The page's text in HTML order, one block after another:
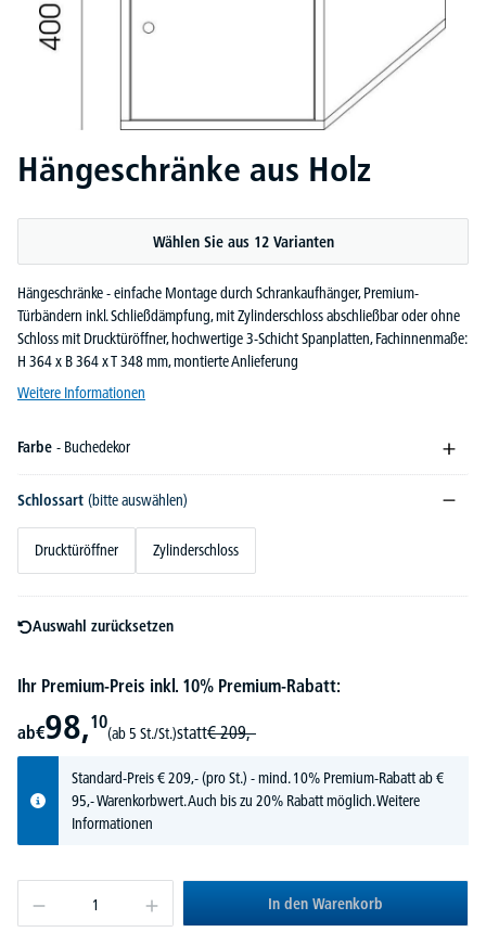
Hängeschränke aus Holz
Wählen Sie aus 12 Varianten
Hängeschränke - einfache Montage durch Schrankaufhänger, Premium-
Türbändern inkl. Schließdämpfung, mit Zylinderschloss abschließbar oder ohne
Schloss mit Drucktüröffner, hochwertige 3-Schicht Spanplatten, Fachinnenmaße:
H 364 x B 364 x T 348 mm, montierte Anlieferung
Weitere Informationen
Farbe - Buchedekor
Schlossart (bitte auswählen)
Drucktüröffner Zylinderschloss
Auswahl zurücksetzen
Ihr Premium-Preis inkl. 10% Premium-Rabatt:
ab€98,10
(ab 5 St./St.)statt€ 209,-
Standard-Preis€209,-(pro St.) - mind. 10% Premium-Rabatt ab €
95,- Warenkorbwert. Auch bis zu 20% Rabatt möglich.Weitere
Informationen
In den Warenkorb